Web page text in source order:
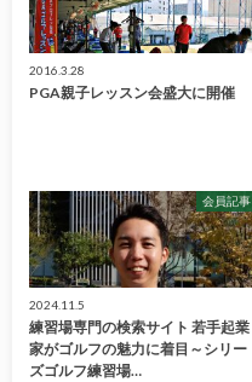
2016.3.28
PGA親子レッスン会盛大に開催
会員記事
2024.11.5
練習場専門の検索サイト 若手起業
家がゴルフの魅力に着目～シリー
ズゴルフ練習場…